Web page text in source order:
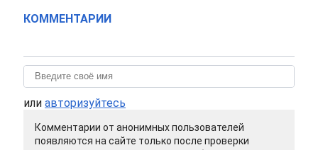
КОММЕНТАРИИ
или авторизуйтесь
Комментарии от анонимных пользователей
появляются на сайте только после проверки